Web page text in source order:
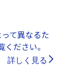
て異なるた
ださい。
詳しく見る